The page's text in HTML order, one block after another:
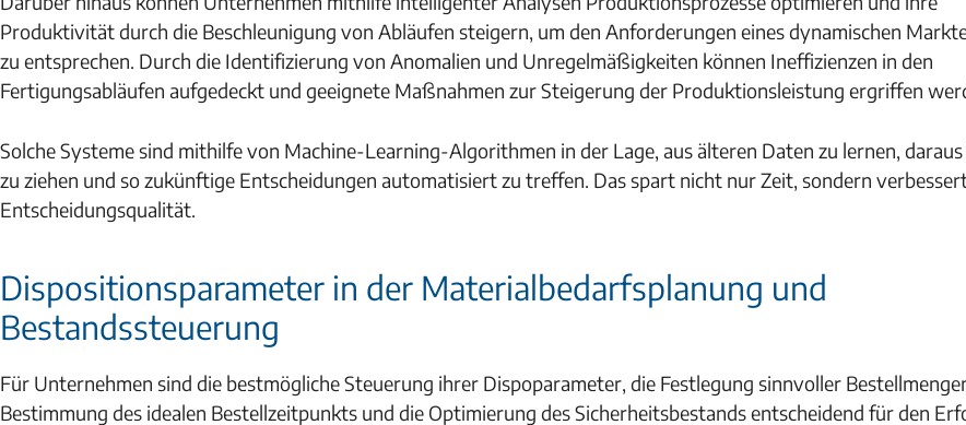
Produktivität durch die Beschleunigung von Abläufen steigern, um den Anforderungen eines dynamischen
zu entsprechen. Durch die Identifizierung von Anomalien und Unregelmäßigkeiten können Ineffizienzen in den
Fertigungsabläufen aufgedeckt und geeignete Maßnahmen zur Steigerung der Produktionsleistung ergriffen
Solche Systeme sind mithilfe von Machine-Learning-Algorithmen in der Lage, aus älteren Daten zu lernen, daraus
zu ziehen und so zukünftige Entscheidungen automatisiert zu treffen. Das spart nicht nur Zeit, sondern
Entscheidungsqualität.
Dispositionsparameter in der Materialbedarfsplanung und
Bestandssteuerung
Für Unternehmen sind die bestmögliche Steuerung ihrer Dispoparameter, die Festlegung sinnvoller
Bestimmung des idealen Bestellzeitpunkts und die Optimierung des Sicherheitsbestands entscheidend für den